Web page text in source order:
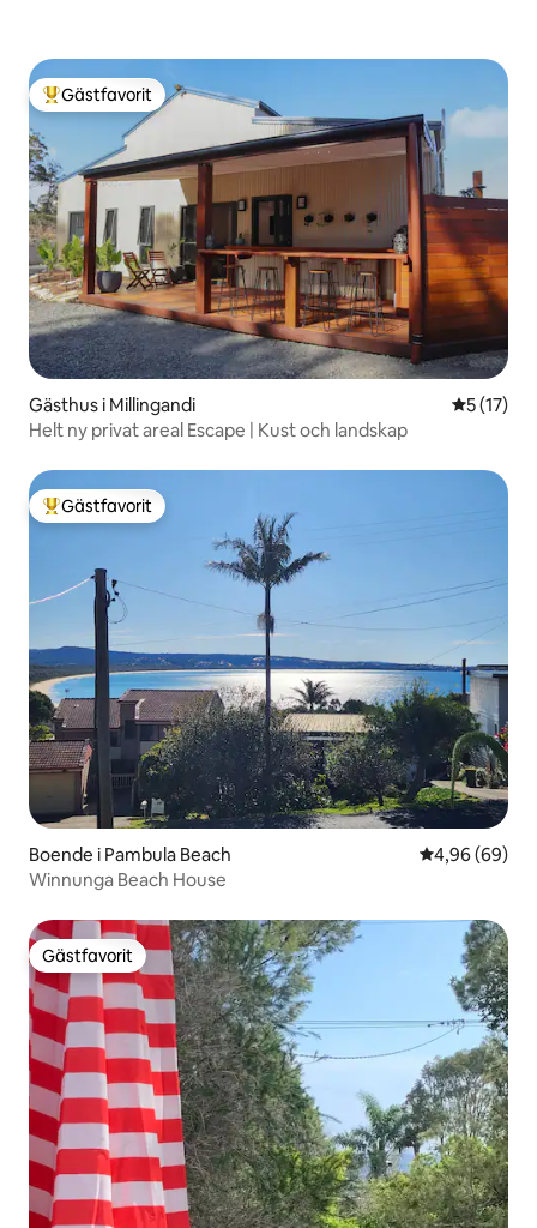
Populär gästfavorit
Gästfavorit
Gästhus i Millingandi 5 av 5 i
5 (17)
Helt ny privat areal Escape | Kust och landskap
Populär gästfavorit
Gästfavorit
Boende i Pambula Beach 4,96 av 5 i
4,96 (69)
Winnunga Beach House
Gästfavorit
Gästfavorit